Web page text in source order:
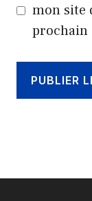
mon site
prochain